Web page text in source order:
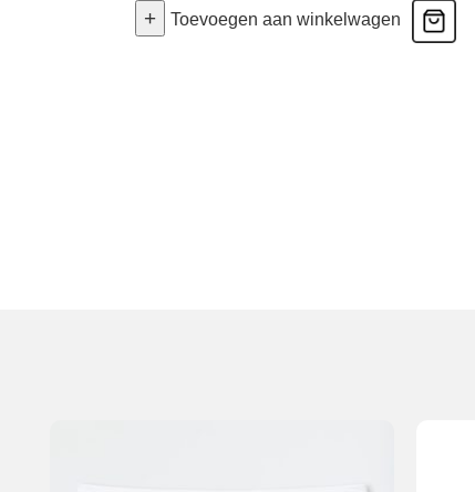
+ Toevoegen aan winkelwagen